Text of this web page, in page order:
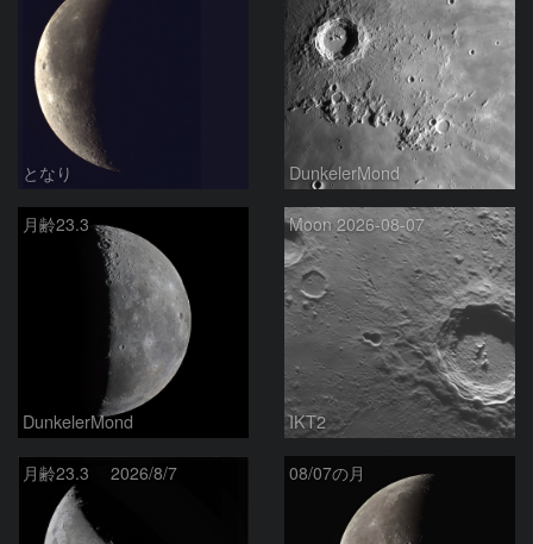
となり DunkelerMond
月齢23.3
DunkelerMond
Moon 2026-08-07
IKT2
月齢23.3 2026/8/7 08/07の月